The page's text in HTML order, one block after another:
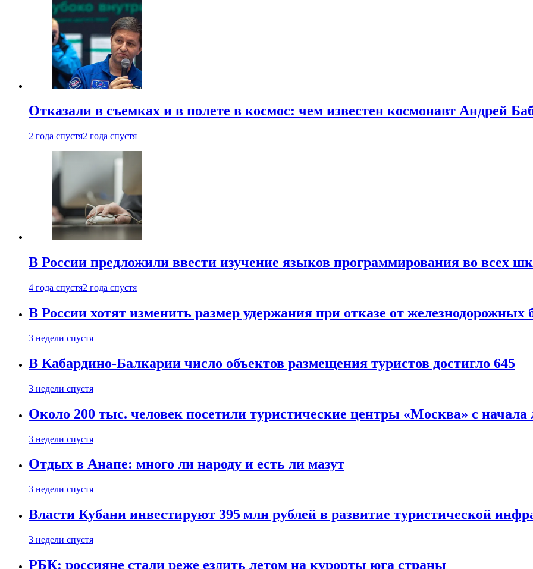
Отказали в съемках и в полете в космос: чем известен космонавт Андрей
2 года спустя2 года спустя
В России предложили ввести изучение языков программирования во всех
4 года спустя2 года спустя
В России хотят изменить размер удержания при отказе от железнодорожных
3 недели спустя
В Кабардино-Балкарии число объектов размещения туристов достигло 645
3 недели спустя
Около 200 тыс. человек посетили туристические центры «Москва» с начала
3 недели спустя
Отдых в Анапе: много ли народу и есть ли мазут
3 недели спустя
Власти Кубани инвестируют 395 млн рублей в развитие туристической
3 недели спустя
РБК: россияне стали реже ездить летом на курорты юга страны